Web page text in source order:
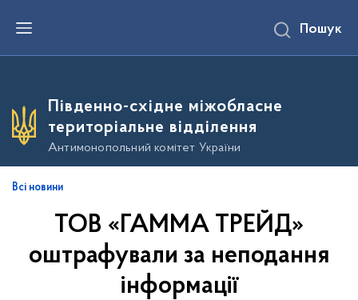
е
о
о
в
Пошук
Південно-східне міжобласне
територіальне відділення
Антимонопольний комітет України
Всі новини
ТОВ «ГАММА ТРЕЙД»
оштрафували за неподання
інформації